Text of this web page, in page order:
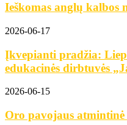
Ieškomas anglų kalbos
2026-06-17
Įkvepianti pradžia:
edukacinės dirbtuvės
2026-06-15
Oro pavojaus